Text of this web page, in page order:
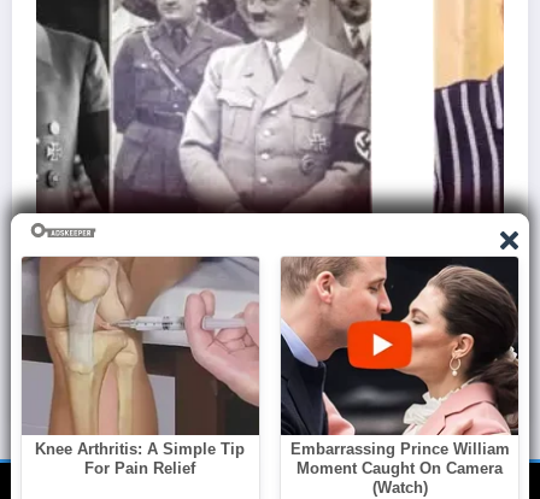
अली खामेनेई को इस हथियार से इजराइल ने मारा, क्यों कहा
जाता है इसे आसमानी तूफान?..
March 6, 2026 Admin
Theme 2026 | Powered By